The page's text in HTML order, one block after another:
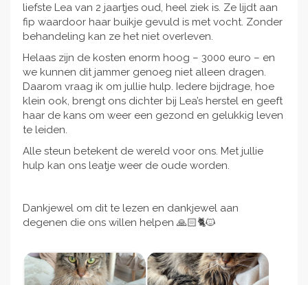
liefste Lea van 2 jaartjes oud, heel ziek is. Ze lijdt aan
fip waardoor haar buikje gevuld is met vocht. Zonder
behandeling kan ze het niet overleven.
Helaas zijn de kosten enorm hoog – 3000 euro – en
we kunnen dit jammer genoeg niet alleen dragen.
Daarom vraag ik om jullie hulp. Iedere bijdrage, hoe
klein ook, brengt ons dichter bij Lea’s herstel en geeft
haar de kans om weer een gezond en gelukkig leven
te leiden.
Alle steun betekent de wereld voor ons. Met jullie
hulp kan ons leatje weer de oude worden.
Dankjewel om dit te lezen en dankjewel aan
degenen die ons willen helpen 🙏🏻🐈🐱